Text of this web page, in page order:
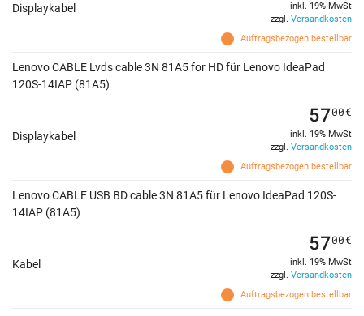
Displaykabel
Auftragsbezogen bestellbar
inkl. 19% MwSt
zzgl. Versandkosten
Lenovo CABLE Lvds cable 3N 81A5 for HD für Lenovo IdeaPad
120S-14IAP (81A5)
Displaykabel
Auftragsbezogen bestellbar
5700€
inkl. 19% MwSt
zzgl. Versandkosten
Lenovo CABLE USB BD cable 3N 81A5 für Lenovo IdeaPad 120S-
14IAP (81A5)
Kabel
Auftragsbezogen bestellbar
5700€
inkl. 19% MwSt
zzgl. Versandkosten